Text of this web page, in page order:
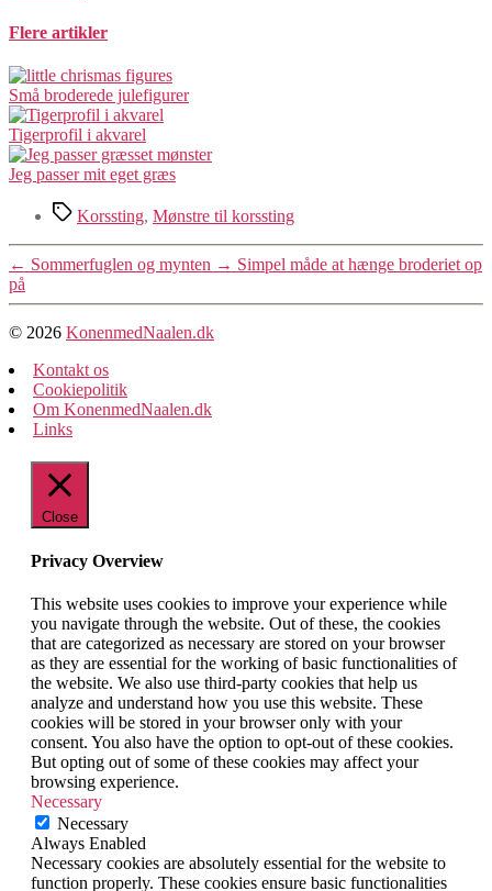
Flere artikler
Små broderede julefigurer
Tigerprofil i akvarel
Jeg passer mit eget græs
TagsKorssting, Mønstre til korssting
← Sommerfuglen og mynten → Simpel måde at hænge broderiet op
på
© 2026 KonenmedNaalen.dk
Kontakt os
Cookiepolitik
Om KonenmedNaalen.dk
Links
Close
Privacy Overview
This website uses cookies to improve your experience while
you navigate through the website. Out of these, the cookies
that are categorized as necessary are stored on your browser
as they are essential for the working of basic functionalities of
the website. We also use third-party cookies that help us
analyze and understand how you use this website. These
cookies will be stored in your browser only with your
consent. You also have the option to opt-out of these cookies.
But opting out of some of these cookies may affect your
browsing experience.
Necessary
Necessary
Always Enabled
Necessary cookies are absolutely essential for the website to
function properly. These cookies ensure basic functionalities